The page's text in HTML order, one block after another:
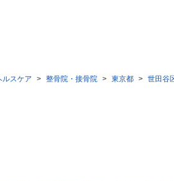
ルスケア > 整骨院・接骨院 > 東京都 > 世田谷